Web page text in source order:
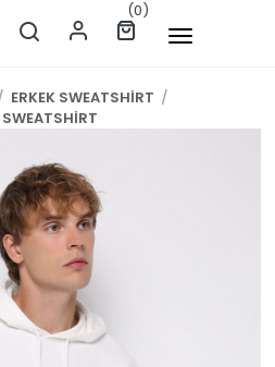
(0)
ERKEK SWEATSHİRT /